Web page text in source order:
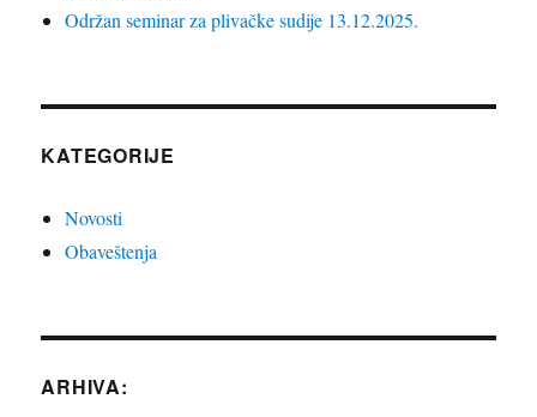
Održan seminar za plivačke sudije 13.12.2025.
KATEGORIJE
Novosti
Obaveštenja
ARHIVA: